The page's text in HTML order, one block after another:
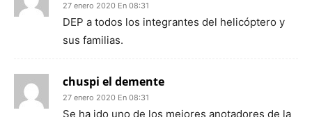
27 enero 2020 En 08:31
DEP a todos los integrantes del helicóptero y
sus familias.
chuspi el demente
27 enero 2020 En 08:31
Se ha ido uno de los mejores anotadores de la